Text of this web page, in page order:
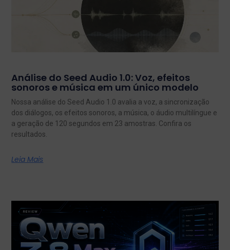
Análise do Seed Audio 1.0: Voz, efeitos
sonoros e música em um único modelo
Nossa análise do Seed Audio 1.0 avalia a voz, a sincronização
dos diálogos, os efeitos sonoros, a música, o áudio multilíngue e
a geração de 120 segundos em 23 amostras. Confira os
resultados.
Leia Mais